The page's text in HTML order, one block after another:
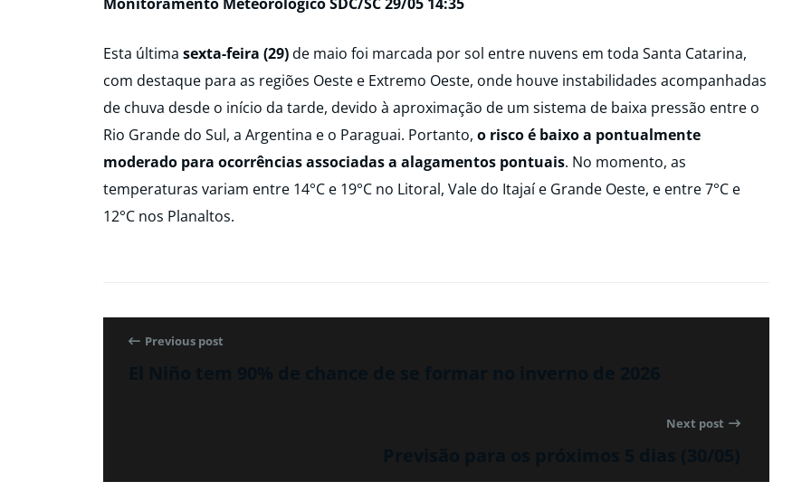
Esta última sexta-feira (29)de maio foi marcada por sol entre nuvens em toda Santa Catarina,
com destaque para as regiões Oeste e Extremo Oeste, onde houve instabilidades acompanhadas
de chuva desde o início da tarde, devido à aproximação de um sistema de baixa pressão entre o
Rio Grande do Sul, a Argentina e o Paraguai. Portanto, o risco é baixo a pontualmente
moderado para ocorrências associadas a alagamentos pontuais. No momento, as
temperaturas variam entre 14°C e 19°C no Litoral, Vale do Itajaí e Grande Oeste, e entre 7°C e
12°C nos Planaltos.
Previous post
Next post